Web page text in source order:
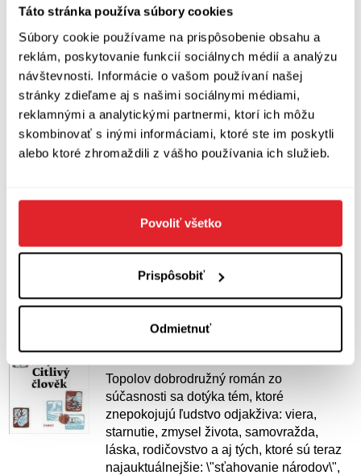
Táto stránka používa súbory cookies
Súbory cookie používame na prispôsobenie obsahu a
reklám, poskytovanie funkcií sociálnych médií a analýzu
návštevnosti. Informácie o vašom používaní našej
stránky zdieľame aj s našimi sociálnymi médiami,
reklamnými a analytickými partnermi, ktorí ich môžu
skombinovať s inými informáciami, ktoré ste im poskytli
alebo ktoré zhromaždili z vášho používania ich služieb.
Povoliť všetko
Prispôsobiť
Odmietnuť
Artforum sídli na adrese Kozia 20, Bratislava a na internete
Citlivý člověk
Topol Jáchym
Topolov dobrodružný román zo
súčasnosti sa dotýka tém, ktoré
znepokojujú ľudstvo odjakživa: viera,
starnutie, zmysel života, samovražda,
láska, rodičovstvo a aj tých, ktoré sú teraz
najauktuálnejšie: \"sťahovanie národov\",